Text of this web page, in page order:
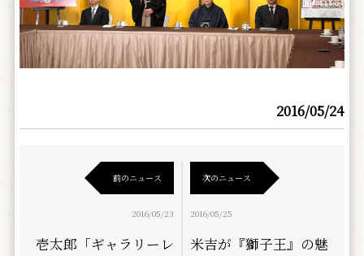
2016/05/24
前のニュース
2016/05/23
壱太郎「ギャラリーレ
次のニュース
2016/05/25
米吉が『獅子王』の魅